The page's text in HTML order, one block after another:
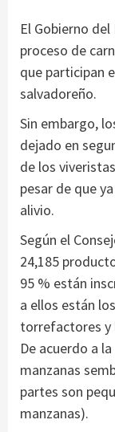
El Gobierno
proceso de
que participan
salvadoreño.
Sin embargo,
dejado en
de los
pesar de que
alivio.
Según el
24,185
95 % están
a ellos están
torrefactores y
De acuerdo a
manzanas
partes son
manzanas).